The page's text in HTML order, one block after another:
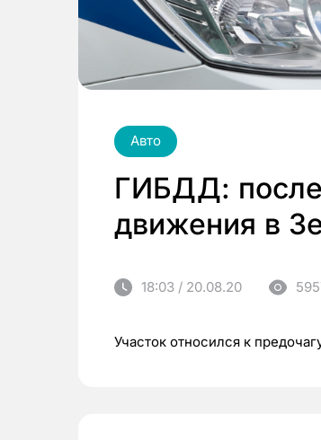
Авто
ГИБДД: после
движения в
18:03 / 20.08.20
Участок относился к